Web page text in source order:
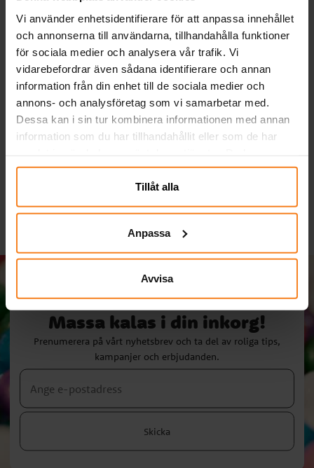
Vi använder enhetsidentifierare för att anpassa innehållet
och annonserna till användarna, tillhandahålla funktioner
för sociala medier och analysera vår trafik. Vi
vidarebefordrar även sådana identifierare och annan
information från din enhet till de sociala medier och
annons- och analysföretag som vi samarbetar med.
Dessa kan i sin tur kombinera informationen med annan
information som du har tillhandahållit eller som de har
närsomhelst ändra ditt samtycke.
Tillåt alla
Anpassa
Avvisa
Tatueringar - Bluey 12-
pack
Ballonger - Ljusblå 10-
pack
Massa kalas i din inkorg!
Prenumerera på vårt nyhetsbrev och ta del av roliga tips,
kampanjer och erbjudanden.
Skicka